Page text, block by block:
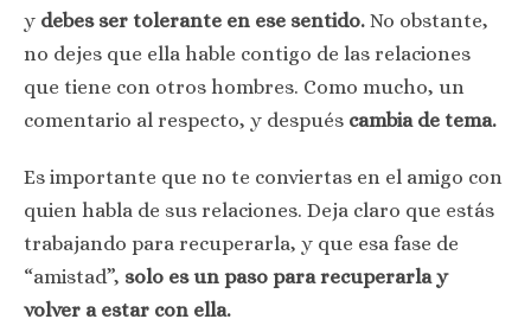
y debes ser tolerante en ese sentido. No obstante,
no dejes que ella hable contigo de las relaciones
que tiene con otros hombres. Como mucho, un
comentario al respecto, y después cambia de tema.
Es importante que no te conviertas en el amigo con
quien habla de sus relaciones. Deja claro que estás
trabajando para recuperarla, y que esa fase de
“amistad”, solo es un paso para recuperarla y
volver a estar con ella.